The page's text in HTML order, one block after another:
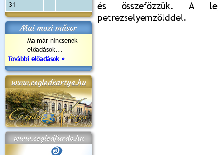
31
Mai mozi műsor
Ma már nincsenek
előadások...
További előadások »
www.cegledkartya.hu
www.cegledfurdo.hu
és összefőzzük. A
petrezselyemzölddel.